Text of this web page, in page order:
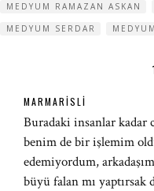
MEDYUM RAMAZAN ASKAN
MEDYUM SERDAR
MARMARISLI
Buradaki insanlar kadar
benim de bir işlemim
edemiyordum,
büyü falan mı yaptırsak